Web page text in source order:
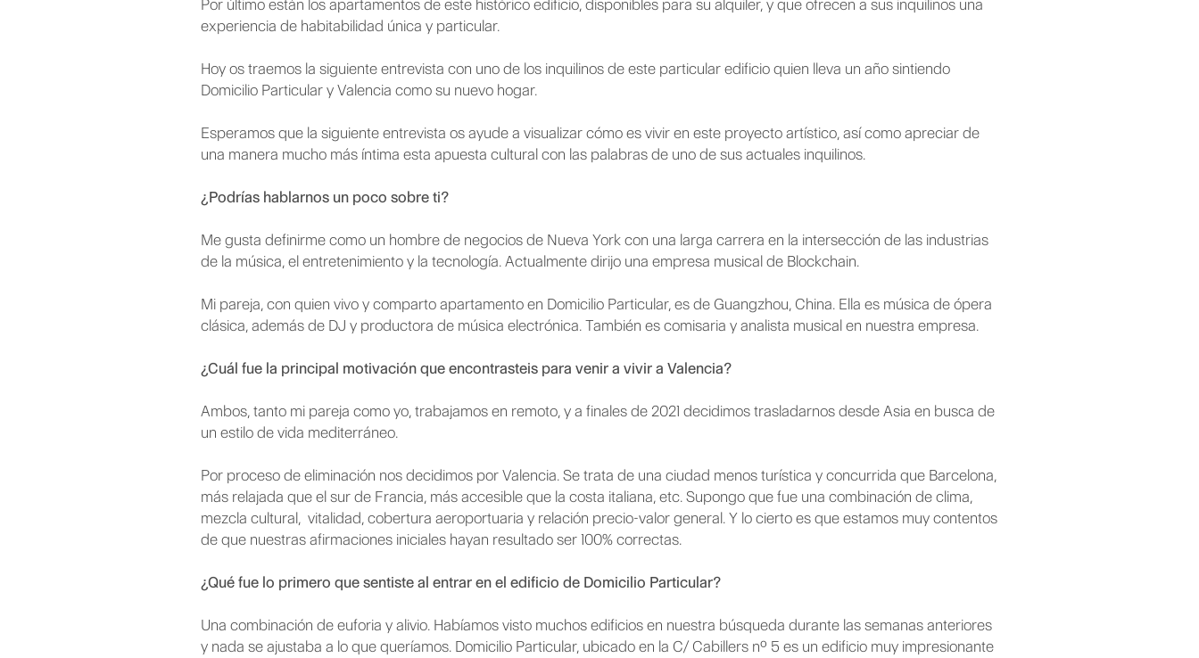
Por último están los apartamentos de este histórico edificio, disponibles para su alquiler, y que ofrecen a sus inquilinos una
experiencia de habitabilidad única y particular.
Hoy os traemos la siguiente entrevista con uno de los inquilinos de este particular edificio quien lleva un año sintiendo
Domicilio Particular y Valencia como su nuevo hogar.
Esperamos que la siguiente entrevista os ayude a visualizar cómo es vivir en este proyecto artístico, así como apreciar de
una manera mucho más íntima esta apuesta cultural con las palabras de uno de sus actuales inquilinos.
¿Podrías hablarnos un poco sobre ti?
Me gusta definirme como un hombre de negocios de Nueva York con una larga carrera en la intersección de las industrias
de la música, el entretenimiento y la tecnología. Actualmente dirijo una empresa musical de Blockchain.
Mi pareja, con quien vivo y comparto apartamento en Domicilio Particular, es de Guangzhou, China. Ella es música de ópera
clásica, además de DJ y productora de música electrónica. También es comisaria y analista musical en nuestra empresa.
¿Cuál fue la principal motivación que encontrasteis para venir a vivir a Valencia?
Ambos, tanto mi pareja como yo, trabajamos en remoto, y a finales de 2021 decidimos trasladarnos desde Asia en busca de
un estilo de vida mediterráneo.
Por proceso de eliminación nos decidimos por Valencia. Se trata de una ciudad menos turística y concurrida que Barcelona,
más relajada que el sur de Francia, más accesible que la costa italiana, etc. Supongo que fue una combinación de clima,
mezcla cultural, vitalidad, cobertura aeroportuaria y relación precio-valor general. Y lo cierto es que estamos muy contentos
de que nuestras afirmaciones iniciales hayan resultado ser 100% correctas.
¿Qué fue lo primero que sentiste al entrar en el edificio de Domicilio Particular?
Una combinación de euforia y alivio. Habíamos visto muchos edificios en nuestra búsqueda durante las semanas anteriores
y nada se ajustaba a lo que queríamos. Domicilio Particular, ubicado en la C/ Cabillers nº 5 es un edificio muy impresionante